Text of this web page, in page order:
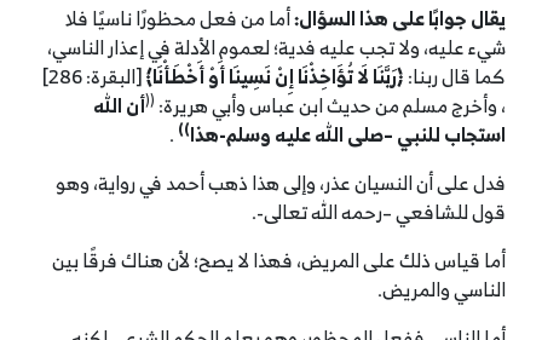
يقال جوابًا على هذا السؤال:أما من فعل محظورًا ناسيًا فلا
شيء عليه، ولا تجب عليه فدية؛ لعموم الأدلة في إعذار الناسي،
كما قال ربنا:﴿رَبَّنَا لَا تُؤَاخِذْنَا إِنْ نَسِينَا أَوْ أَخْطَأْنَا﴾
[البقرة: 286]
، وأخرج مسلم من حديث ابن عباس وأبي هريرة: ((أن الله
استجاب للنبي–صلى الله عليه وسلم-هذا))
.
فدل على أن النسيان عذر، وإلى هذا ذهب أحمد في رواية، وهو
قول للشافعي –رحمه الله تعالى-.
أما قياس ذلك على المريض، فهذا لا يصح؛ لأن هناك فرقًا بين
الناسي والمريض.